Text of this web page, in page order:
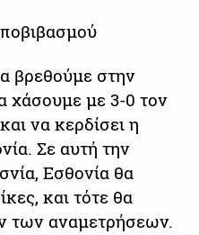
βρεθούμε στην
χάσουμε με 3-0 τον
να κερδίσει η
Σε αυτή την
Εσθονία θα
και τότε θα
των αναμετρήσεων.